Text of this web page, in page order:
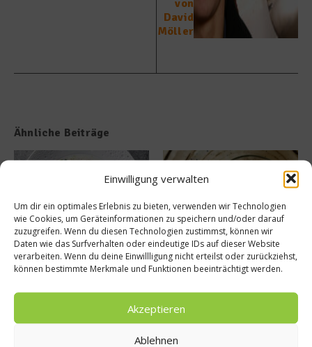
Einwilligung verwalten
Um dir ein optimales Erlebnis zu bieten, verwenden wir Technologien
wie Cookies, um Geräteinformationen zu speichern und/oder darauf
zuzugreifen. Wenn du diesen Technologien zustimmst, können wir
Daten wie das Surfverhalten oder eindeutige IDs auf dieser Website
verarbeiten. Wenn du deine Einwillligung nicht erteilst oder zurückziehst,
können bestimmte Merkmale und Funktionen beeinträchtigt werden.
Akzeptieren
Ablehnen
von
David
Möller
Ähnliche Beiträge
Tellersülze – Ein Rezept von
Spitzenkoch Jan Hartwig-
Süße Erinnerung an Teneriffa:
Das Rezept für Polvito
9. Juli 2025